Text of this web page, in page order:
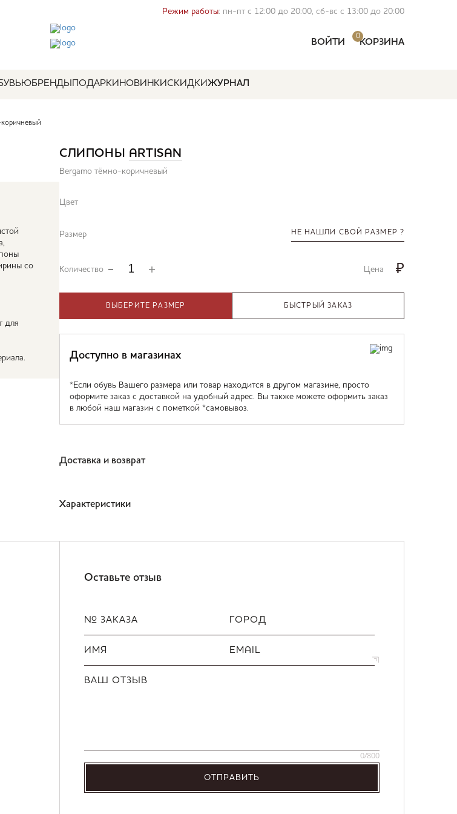
Режим работы: пн-пт с 12:00 до 20:00, сб-вс с 13:00 до 20:00
ВОЙТИ
0
КОРЗИНА
БРЕНДЫ ПОДАРКИ НОВИНКИСКИДКИЖУРНАЛ
со
для
СЛИПОНЫ ARTISAN
Bergamo тёмно-коричневый
Цвет
Размер НЕ НАШЛИ СВОЙ РАЗМЕР ?
Количество Цена ₽
ВЫБЕРИТЕ РАЗМЕР БЫСТРЫЙ ЗАКАЗ
Доступно в магазинах
*Если обувь Вашего размера или товар находится в другом магазине, просто
оформите заказ с доставкой на удобный адрес. Вы также можете оформить заказ
в любой наш магазин с пометкой *самовывоз.
Доставка и возврат
Характеристики
Оставьте отзыв
№ ЗАКАЗА ГОРОД
ИМЯ EMAIL
ВАШ ОТЗЫВ
0/800
ОТПРАВИТЬ